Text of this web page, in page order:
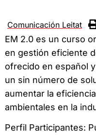
Comunicación Leitat
EM 2.0 es un curso
en gestión eficiente
ofrecido en español
un sin número de
aumentar la
ambientales en la
Perfil Participantes: